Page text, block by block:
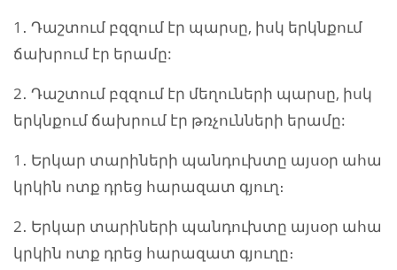
1․ Դաշտում բզզում էր պարսը, իսկ երկնքում
ճախրում էր երամը:
2․ Դաշտում բզզում էր մեղուների պարսը, իսկ
երկնքում ճախրում էր թռչունների երամը:
1․ Երկար տարիների պանդուխտը այսօր ահա
կրկին ոտք դրեց հարազատ գյուղ։
2․ Երկար տարիների պանդուխտը այսօր ահա
կրկին ոտք դրեց հարազատ գյուղը։